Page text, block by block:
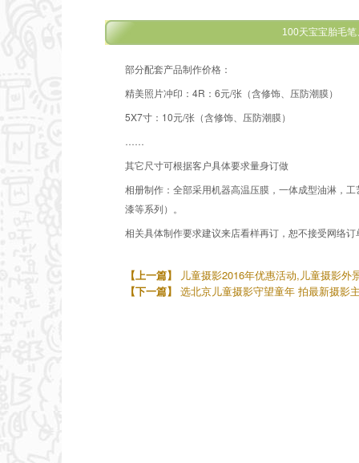
100天宝宝胎毛
部分配套产品制作价格：
精美照片冲印：4R：6元/张（含修饰、压防潮膜）
5X7寸：10元/张（含修饰、压防潮膜）
……
其它尺寸可根据客户具体要求量身订做
相册制作：全部采用机器高温压膜，一体成型油淋，
漆等系列）。
相关具体制作要求建议来店看样再订，恕不接受网络
【上一篇】
儿童摄影2016年优惠活动,儿童摄影外
【下一篇】 选北京儿童摄影守望童年 拍最新摄影